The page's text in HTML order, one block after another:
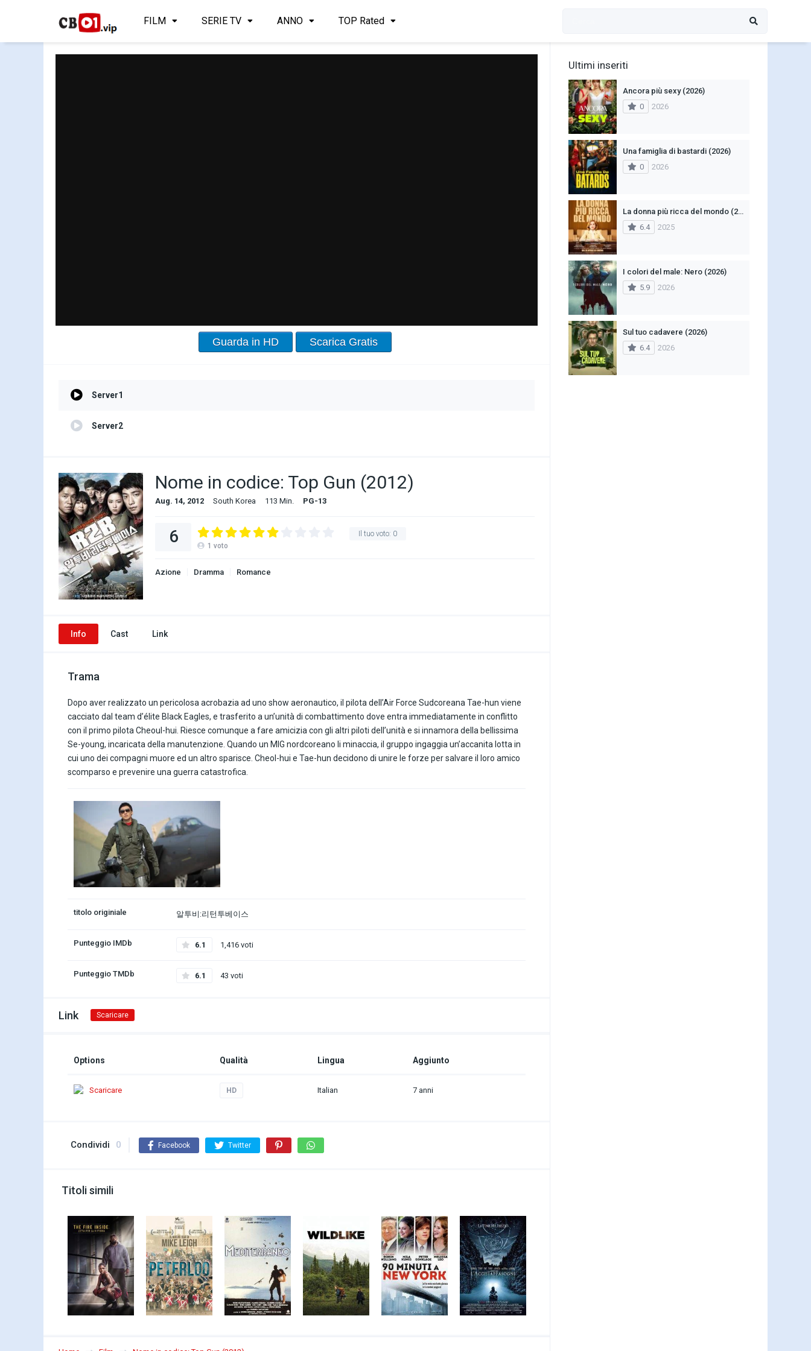
FILM SERIE TV ANNO TOP Rated
Guarda in HD Scarica Gratis
Server1
Server2
Nome in codice: Top Gun (2012)
Aug. 14, 2012 South Korea 113 Min. PG-13
Il tuo voto: 0
6 1 voto
Azione Dramma Romance
Info Cast Link
Trama
Dopo aver realizzato un pericolosa acrobazia ad uno show aeronautico, il pilota dell’Air Force Sudcoreana Tae-hun viene
cacciato dal team d’élite Black Eagles, e trasferito a un’unità di combattimento dove entra immediatamente in conflitto
con il primo pilota Cheoul-hui. Riesce comunque a fare amicizia con gli altri piloti dell’unità e si innamora della bellissima
Se-young, incaricata della manutenzione. Quando un MIG nordcoreano li minaccia, il gruppo ingaggia un’accanita lotta in
cui uno dei compagni muore ed un altro sparisce. Cheol-hui e Tae-hun decidono di unire le forze per salvare il loro amico
scomparso e prevenire una guerra catastrofica.
titolo originiale 알투비:리턴투베이스
Punteggio IMDb 6.1 1,416 voti
Punteggio TMDb 6.1 43 voti
Link Scaricare
Options Qualità Lingua Aggiunto
Scaricare HD Italian 7 anni
Condividi 0 Facebook Twitter
Titoli simili
Ultimi inseriti
Ancora più sexy (2026)
0
2026
Una famiglia di bastardi (2026)
0
2026
La donna più ricca del mondo (2025)
6.4
2025
I colori del male: Nero (2026)
5.9
2026
Sul tuo cadavere (2026)
6.4
2026